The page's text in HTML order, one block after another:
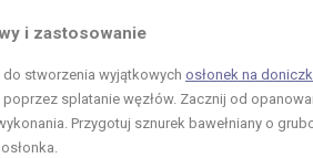
i zastosowanie
do stworzenia wyjątkowych osłonek na
splatanie węzłów. Zacznij od
Przygotuj sznurek bawełniany o